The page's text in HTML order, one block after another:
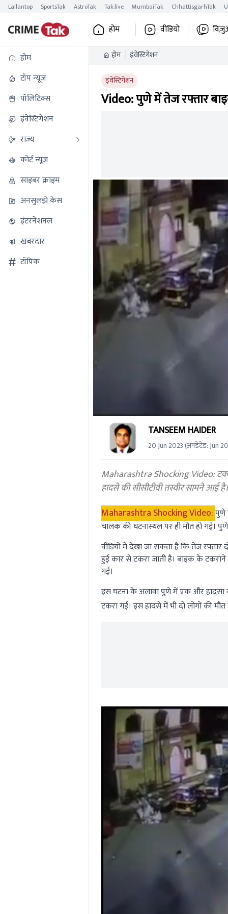
Lallantop SportsTak AstroTak Tak.live MumbaiTak ChhattisgarhTak
होम वीडियो
होम
टॉप न्यूज
पॉलिटिक्स
इंवेस्टिगेशन
राज्य
कोर्ट न्यूज
साइबर क्राइम
अनसुलझे केस
इंटरनेशनल
खबरदार
टॉपिक
होम इंवेस्टिगेशन
इंवेस्टिगेशन
Video: पुणे में तेज रफ्तार
seconds
secondsVolume
0%
TANSEEM HAIDER
20 Jun 2023(अपडेटेड: Jun
Maharashtra Shocking Video:
हादसे की सीसीटीवी तस्वीर सामने आई है।
Maharashtra Shocking Video:पुणे
चालक की घटनास्थल पर ही मौत हो गई।
वीडियो मे देखा जा सकता है कि तेज
हुई कार से टकरा जाती है। बाइक के
गई।
इस घटना के अलावा पुणे में एक और हादसा
टकरा गई। इस हादसे में भी दो लोगों की